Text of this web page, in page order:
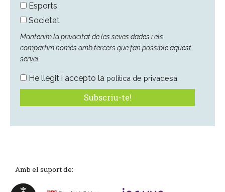
Esports
Societat
Mantenim la privacitat de les seves dades i els
compartim només amb tercers que fan possible aquest
servei.
He llegit i accepto la política de privadesa
Amb el suport de: